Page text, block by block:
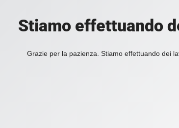
Stiamo effettuando
Grazie per la pazienza. Stiamo effettuando dei